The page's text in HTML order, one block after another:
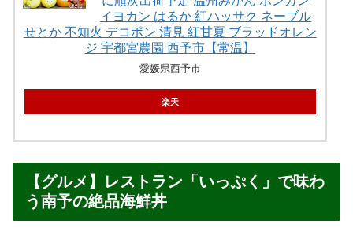
イヨカン はるか 紅ハッサク ネーブル
せとか 不知火 デコポン 清見 紅甘夏 ブラッドオレン
ジ 宇都宮農園 西予市【常温】
愛媛県西予市
楽天
【グルメ】レストラン「いっぷく」で味わ
う南予の絶品海鮮丼